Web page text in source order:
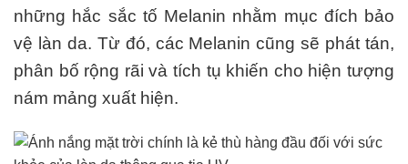
những hắc sắc tố Melanin nhằm mục đích bảo
vệ làn da. Từ đó, các Melanin cũng sẽ phát tán,
phân bố rộng rãi và tích tụ khiến cho hiện tượng
nám mảng xuất hiện.